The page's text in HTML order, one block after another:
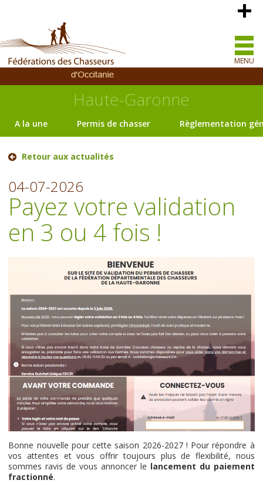
MENU
Haute-Garonne
A la une Permis de chasser Règlementation
Retour aux actualités
04-07-2026
Payez votre validation
en 3 ou 4 fois !
Bonne nouvelle pour cette saison 2026-2027 ! Pour répondre à
vos attentes et vous offrir toujours plus de flexibilité, nous
sommes ravis de vous annoncer le lancement du paiement
fractionné.